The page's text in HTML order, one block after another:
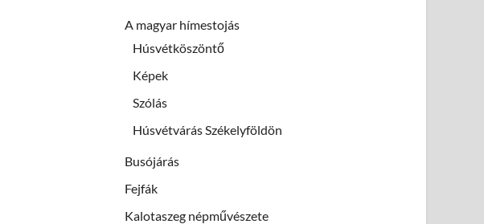
A magyar hímestojás
Húsvétköszöntő
Képek
Szólás
Húsvétvárás Székelyföldön
Busójárás
Fejfák
Kalotaszeg népművészete